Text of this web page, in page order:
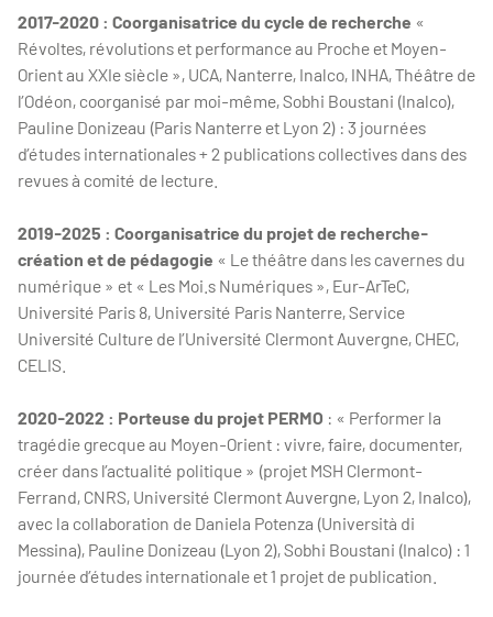
2017-2020 : Coorganisatrice du cycle de recherche «
Révoltes, révolutions et performance au Proche et Moyen-
Orient au XXIe siècle », UCA, Nanterre, Inalco, INHA, Théâtre de
l’Odéon, coorganisé par moi-même, Sobhi Boustani (Inalco),
Pauline Donizeau (Paris Nanterre et Lyon 2) : 3 journées
d’études internationales + 2 publications collectives dans des
revues à comité de lecture.
2019-2025 : Coorganisatrice du projet de recherche-
création et de pédagogie « Le théâtre dans les cavernes du
numérique » et « Les Moi.s Numériques », Eur-ArTeC,
Université Paris 8, Université Paris Nanterre, Service
Université Culture de l’Université Clermont Auvergne, CHEC,
CELIS.
2020-2022 : Porteuse du projet PERMO : « Performer la
tragédie grecque au Moyen-Orient : vivre, faire, documenter,
créer dans l’actualité politique » (projet MSH Clermont-
Ferrand, CNRS, Université Clermont Auvergne, Lyon 2, Inalco),
avec la collaboration de Daniela Potenza (Università di
Messina), Pauline Donizeau (Lyon 2), Sobhi Boustani (Inalco) : 1
journée d’études internationale et 1 projet de publication.